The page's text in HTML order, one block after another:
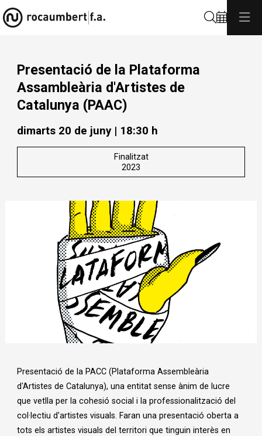
Presentació de la Plataforma
Assambleària d'Artistes de
Catalunya (PAAC)
dimarts 20 de juny| 18:30 h
Finalitzat
2023
Presentació de la PACC (Plataforma Assembleària
d'Artistes de Catalunya), una entitat sense ànim de lucre
que vetlla per la cohesió social i la professionalització del
col·lectiu d'artistes visuals. Faran una presentació oberta a
tots els artistes visuals del territori que tinguin interès en